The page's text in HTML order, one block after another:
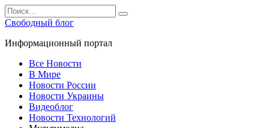
Перейти
к
содержанию
Search
for:
Свободный блог
Информационный портал
Все Новости
В Мире
Новости России
Новости Украины
Видеоблог
Новости Технологий